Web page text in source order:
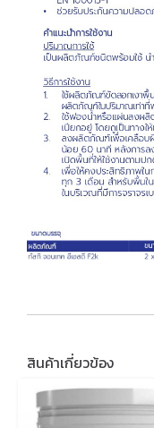
สินค้าเกี่ยวข้อง